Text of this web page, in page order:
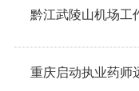
黔江武陵山机场工
重庆启动执业药师